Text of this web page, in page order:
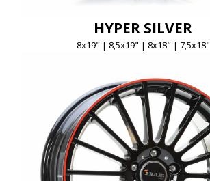
HYPER SILVER
8x19" | 8,5x19" | 8x18" | 7,5x18"